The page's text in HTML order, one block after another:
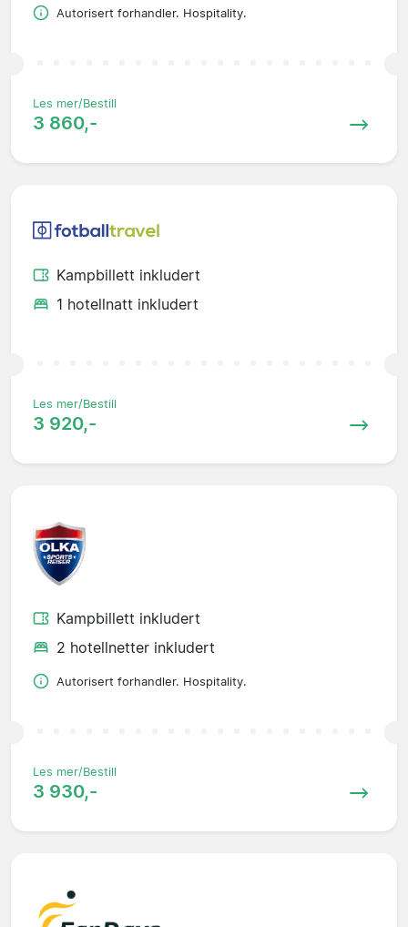
Autorisert forhandler. Hospitality.
Les mer/Bestill
3 860,-
Kampbillett inkludert
1 hotellnatt inkludert
Les mer/Bestill
3 920,-
Kampbillett inkludert
2 hotellnetter inkludert
Autorisert forhandler. Hospitality.
Les mer/Bestill
3 930,-